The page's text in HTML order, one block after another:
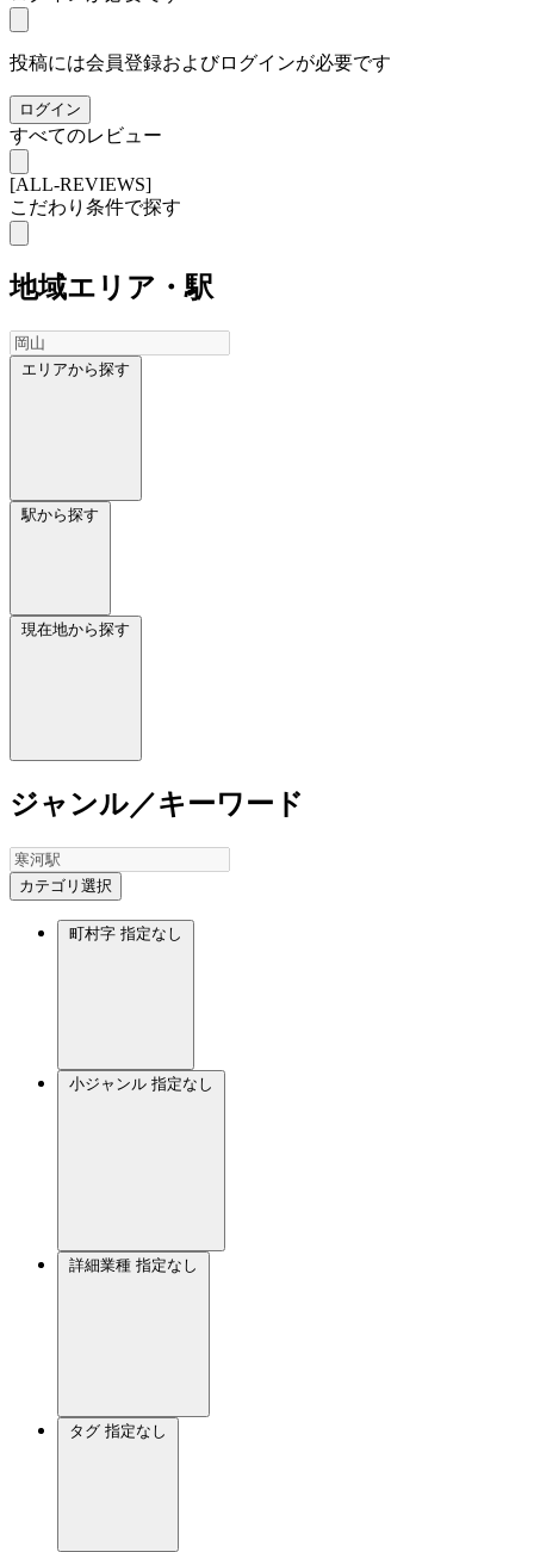
投稿には会員登録およびログインが必要です
ログイン
すべてのレビュー
[ALL-REVIEWS]
こだわり条件で探す
地域エリア・駅
エリアから探す
駅から探す
現在地から探す
ジャンル／キーワード
カテゴリ選択
町村字 指定なし
小ジャンル 指定なし
詳細業種 指定なし
タグ 指定なし